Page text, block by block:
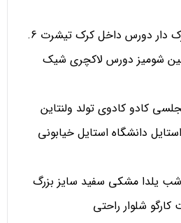
دار دورس داخل کرک تیشرت 6.
شومیز دورس لاکچری شیک
کادو کادوی تولد ولنتاین
دانشگاه استایل خیابونی
یلدا مشکی سفید سایز بزرگ
شلوار راحتی